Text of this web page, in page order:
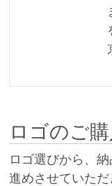
ロゴのご
ロゴ選びから、
進めさせていた